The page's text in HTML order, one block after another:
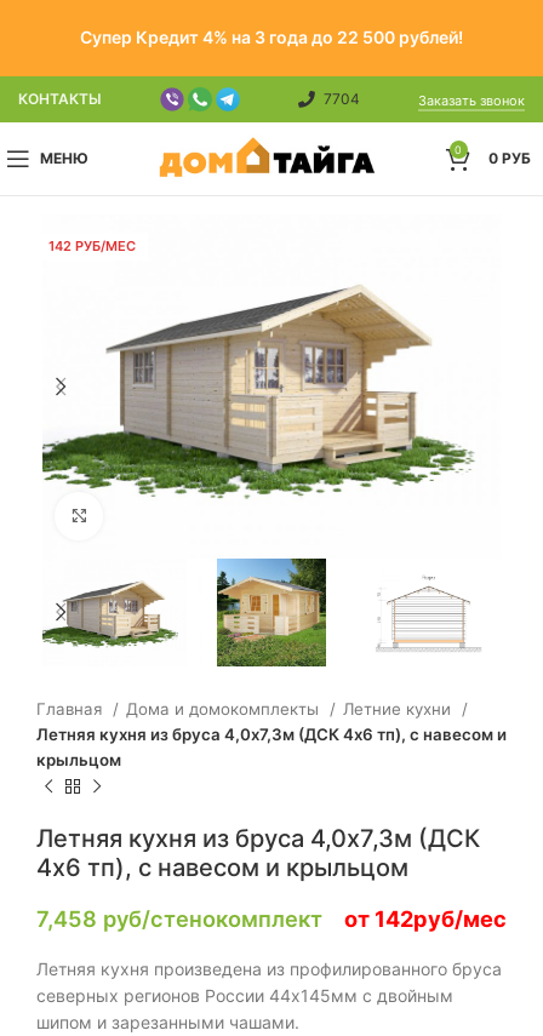
Супер Кредит 4% на 3 года до 22 500 рублей!
КОНТАКТЫ 7704 Заказать звонок
МЕНЮ 0 0 РУБ
142 РУБ/МЕС
Главная Дома и домокомплекты
Летние кухни
Летняя кухня из бруса 4,0х7,3м (ДСК 4х6 тп), с навесом и
крыльцом
Летняя кухня из бруса 4,0х7,3м (ДСК
4х6 тп), с навесом и крыльцом
7,458 руб/стенокомплект от 142руб/мес
Летняя кухня произведена из профилированного бруса
северных регионов России 44х145мм с двойным
шипом и зарезанными чашами.